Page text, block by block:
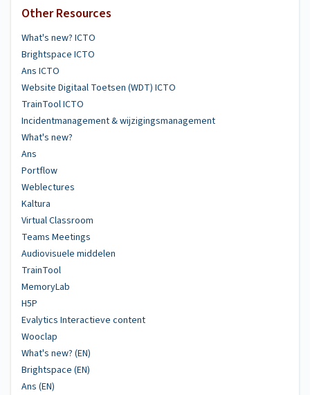
Other Resources
What's new? ICTO
Brightspace ICTO
Ans ICTO
Website Digitaal Toetsen (WDT) ICTO
TrainTool ICTO
Incidentmanagement & wijzigingsmanagement
What's new?
Ans
Portflow
Weblectures
Kaltura
Virtual Classroom
Teams Meetings
Audiovisuele middelen
TrainTool
MemoryLab
H5P
Evalytics Interactieve content
Wooclap
What's new? (EN)
Brightspace (EN)
Ans (EN)